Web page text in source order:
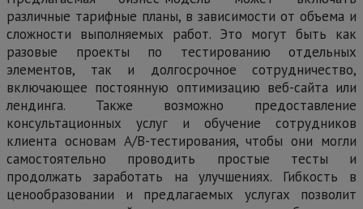
различные тарифные планы, в зависимости от объема и
сложности выполняемых работ. Это могут быть как
разовые проекты по тестированию отдельных
элементов, так и долгосрочное сотрудничество,
включающее постоянную оптимизацию веб-сайта или
лендинга. Также возможно предоставление
консультационных услуг и обучение сотрудников
клиента основам А/В-тестирования, чтобы они могли
самостоятельно проводить простые тесты и
продолжать заработать на улучшениях. Гибкость в
ценообразовании и предлагаемых услугах позволит